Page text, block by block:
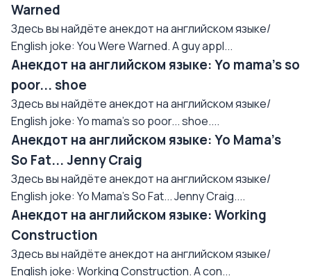
Warned
Здесь вы найдёте анекдот на английском языке/
English joke: You Were Warned. A guy appl...
Анекдот на английском языке: Yo mama's so
poor... shoe
Здесь вы найдёте анекдот на английском языке/
English joke: Yo mama's so poor... shoe....
Анекдот на английском языке: Yo Mama's
So Fat... Jenny Craig
Здесь вы найдёте анекдот на английском языке/
English joke: Yo Mama's So Fat... Jenny Craig....
Анекдот на английском языке: Working
Construction
Здесь вы найдёте анекдот на английском языке/
English joke: Working Construction. A con...